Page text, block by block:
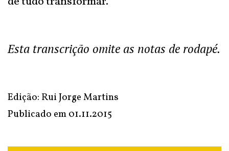
Esta transcrição omite as notas de rodapé.
Edição: Rui Jorge Martins
Publicado em01.11.2015